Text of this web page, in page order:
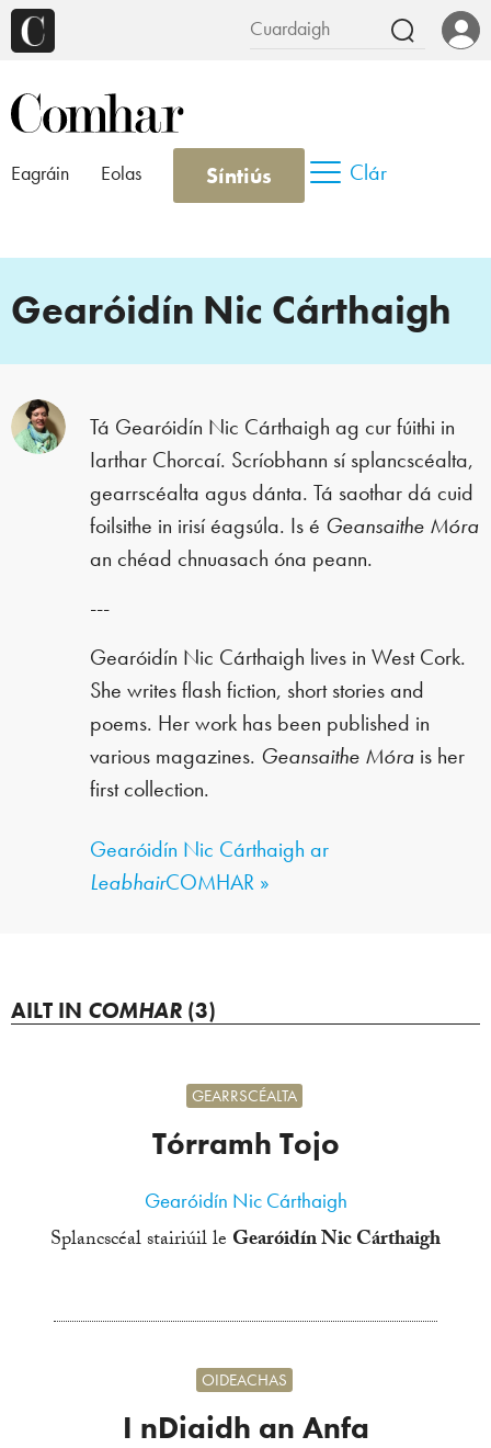
Eagráin Eolas Síntiús Clár
Gearóidín Nic Cárthaigh
Tá Gearóidín Nic Cárthaigh ag cur fúithi in
Iarthar Chorcaí. Scríobhann sí splancscéalta,
gearrscéalta agus dánta. Tá saothar dá cuid
foilsithe in irisí éagsúla. Is é Geansaithe Móra
an chéad chnuasach óna peann.
---
Gearóidín Nic Cárthaigh lives in West Cork.
She writes flash fiction, short stories and
poems. Her work has been published in
various magazines. Geansaithe Móra is her
first collection.
Gearóidín Nic Cárthaigh ar
LeabhairCOMHAR »
AILT IN COMHAR (3)
Tórramh Tojo
GEARRSCÉALTA
Gearóidín Nic Cárthaigh
Splancscéal stairiúil le Gearóidín Nic Cárthaigh
I nDiaidh an Anfa
OIDEACHAS